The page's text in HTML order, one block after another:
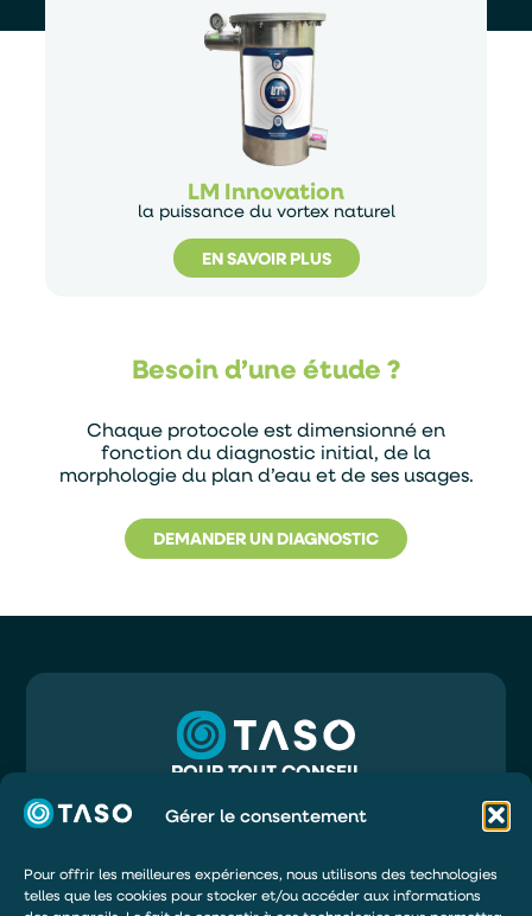
Gérer le consentement
Pour offrir les meilleures expériences, nous utilisons des technologies
telles que les cookies pour stocker et/ou accéder aux informations
LM Innovation
la puissance du vortex naturel
EN SAVOIR PLUS
Besoin d’une étude ?
Chaque protocole est dimensionné en
fonction du diagnostic initial, de la
morphologie du plan d’eau et de ses usages.
DEMANDER UN DIAGNOSTIC
POUR TOUT CONSEIL
INFO@TASO.FR
TASO
33130 BÈGLES
DEMANDER UN DEVIS